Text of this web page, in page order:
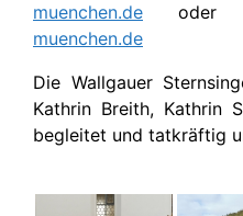
muenchen.de oder
muenchen.de
Die Wallgauer
Kathrin Breith, Kathrin
begleitet und tatkräftig